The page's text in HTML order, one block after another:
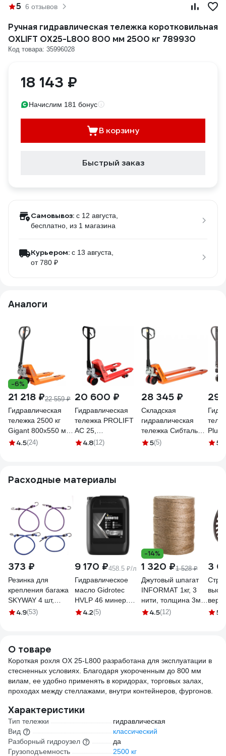
5 6 отзывов
Ручная гидравлическая тележка коротковильная
OXLIFT OX25-L800 800 мм 2500 кг 789930
Код товара: 35996028
18 143 ₽
Начислим 181 бонус
В корзину
Быстрый заказ
Самовывоз: c 12 августа,
бесплатно , из 1 магазина
Курьером: c 13 августа,
от 780 ₽
Аналоги
-6%
21 218 ₽22 559 ₽
Гидравлическая
тележка 2500 кг
Gigant 800x550 мм
полиуретановые
4.5(24)
20 600 ₽
Гидравлическая
тележка PROLIFT
AC 25,
грузоподъемность
L800
4.8(12)
28 345 ₽
Складская
гидравлическая
тележка Сибталь
модель ACR, 2500
5(5)
29
Plus
5
Расходные материалы
373 ₽
Резинка для
крепления багажа
SKYWAY 4 шт,
крючки метал
4.9(53)
9 170 ₽458.5 ₽/л
Гидравлическое
масло Gidrotec
HVLP 46 минер.
кан. 20 л
4.2(5)
-14%
1 320 ₽1 528 ₽
Джутовый шпагат
INFORMAT 1кг, 3
нити, толщина 3мм,
1680 текс TC-1000
4.5(12)
3
5
О товаре
Короткая рохля OX 25-L800 разработана для эксплуатации в
стесненных условиях. Благодаря укороченным до 800 мм
вилам, ее удобно применять в коридорах, торговых залах,
проходах между стеллажами, внутри контейнеров, фургонов.
Характеристики
Тип тележки
гидравлическая
Вид
классический
Разборный гидроузел
да
Грузоподъемность
2500 кг